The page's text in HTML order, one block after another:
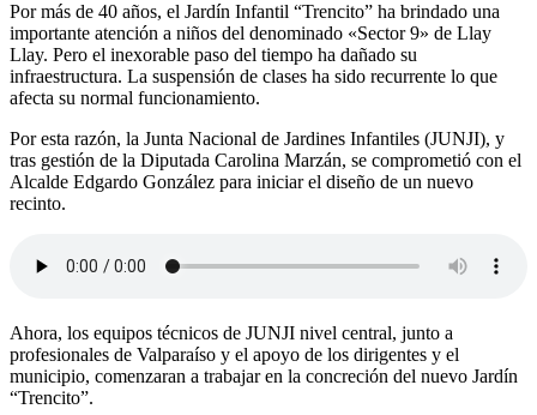
Por más de 40 años, el Jardín Infantil “Trencito” ha brindado una
importante atención a niños del denominado «Sector 9» de Llay
Llay. Pero el inexorable paso del tiempo ha dañado su
infraestructura. La suspensión de clases ha sido recurrente lo que
afecta su normal funcionamiento.
Por esta razón, la Junta Nacional de Jardines Infantiles (JUNJI), y
tras gestión de la Diputada Carolina Marzán, se comprometió con el
Alcalde Edgardo González para iniciar el diseño de un nuevo
recinto.
Ahora, los equipos técnicos de JUNJI nivel central, junto a
profesionales de Valparaíso y el apoyo de los dirigentes y el
municipio, comenzaran a trabajar en la concreción del nuevo Jardín
“Trencito”.